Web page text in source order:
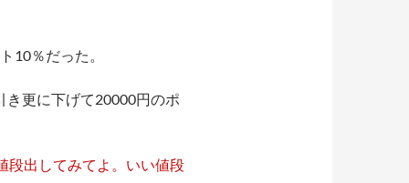
10％だった。
き更に下げて20000円のポ
段出してみてよ。いい値段